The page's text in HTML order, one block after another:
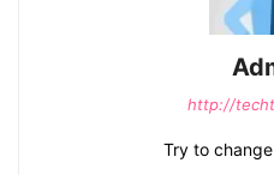
http://
Try to